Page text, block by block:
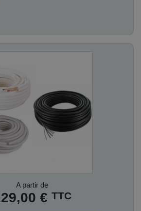
A partir de
€ TTC